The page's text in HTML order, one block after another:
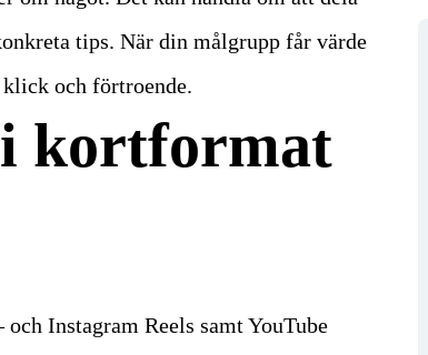
tips. När din målgrupp får värde
och förtroende.
kortformat
Instagram Reels samt YouTube